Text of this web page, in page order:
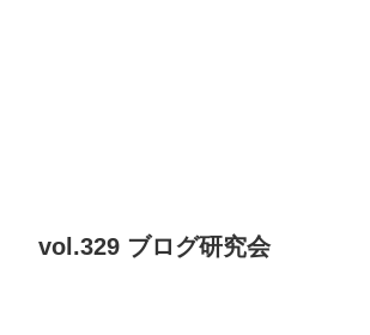
vol.329 ブログ研究会